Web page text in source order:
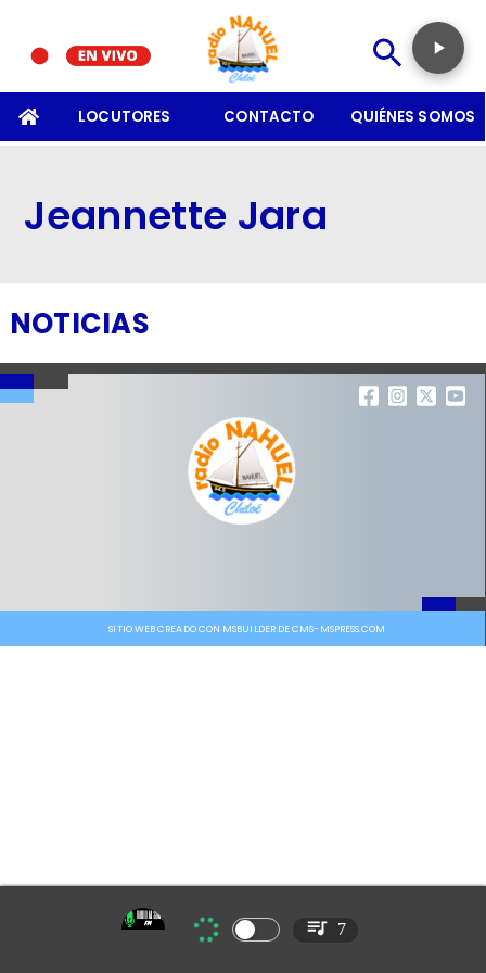
LOCUTORES CONTACTO QUIÉNES SOMOS
Jeannette Jara
NOTICIAS
SITIO WEB CREADO CON MSBUILDER DE CMS-MSPRESS.COM
7